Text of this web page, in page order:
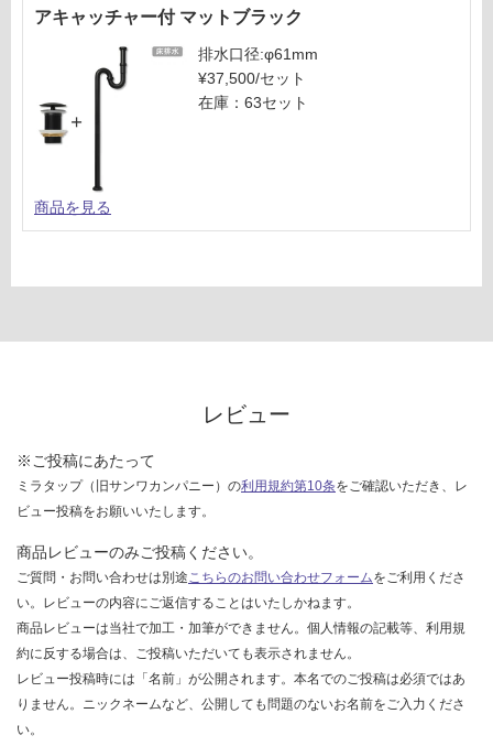
アキャッチャー付 マットブラック
排水口径:φ61mm
¥37,500/セット
在庫：63セット
商品を見る
レビュー
※ご投稿にあたって
ミラタップ（旧サンワカンパニー）の利用規約第10条をご確認いただき、レ
ビュー投稿をお願いいたします。
商品レビューのみご投稿ください。
ご質問・お問い合わせは別途 こちらのお問い合わせフォームをご利用くださ
い。レビューの内容にご返信することはいたしかねます。
商品レビューは当社で加工・加筆ができません。個人情報の記載等、利用規
約に反する場合は、ご投稿いただいても表示されません。
レビュー投稿時には「名前」が公開されます。本名でのご投稿は必須ではあ
りません。ニックネームなど、公開しても問題のないお名前をご入力くださ
い。